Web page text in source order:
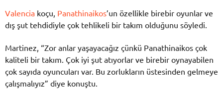
Valencia koçu, Panathinaikos’un özellikle birebir oyunlar ve
dış şut tehdidiyle çok tehlikeli bir takım olduğunu söyledi.
Martinez, “Zor anlar yaşayacağız çünkü Panathinaikos çok
kaliteli bir takım. Çok iyi şut atıyorlar ve birebir oynayabilen
çok sayıda oyuncuları var. Bu zorlukların üstesinden gelmeye
çalışmalıyız” diye konuştu.